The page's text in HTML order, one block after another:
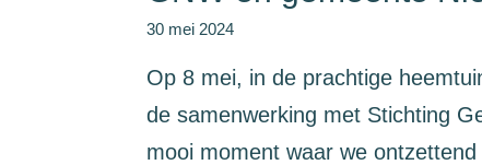
30 mei 2024
Op 8 mei, in de prachtige
de samenwerking met Stichting
mooi moment waar we